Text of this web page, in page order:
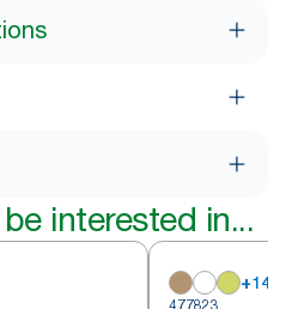
interested in...
+14
477823